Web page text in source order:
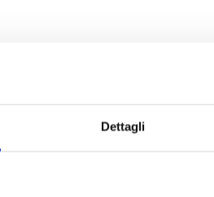
Dettagli